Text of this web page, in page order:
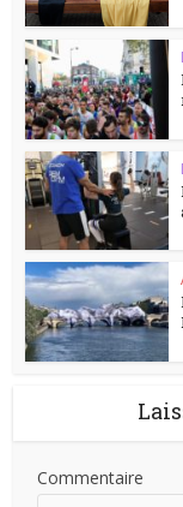
Commentaire